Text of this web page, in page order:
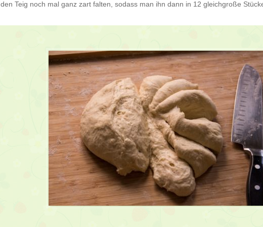
den Teig noch mal ganz zart falten, sodass man ihn dann in 12 gleichgroße